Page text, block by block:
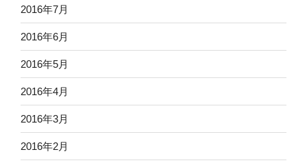
2016年7月
2016年6月
2016年5月
2016年4月
2016年3月
2016年2月